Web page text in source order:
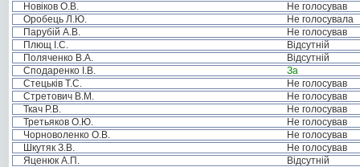
Новіков О.В.
Не голосував
Оробець Л.Ю.
Не голосувала
Парубій А.В.
Не голосував
Плющ І.С.
Відсутній
Поляченко В.А.
Відсутній
Сподаренко І.В.
За
Стецьків Т.С.
Не голосував
Стретович В.М.
Не голосував
Ткач Р.В.
Не голосував
Третьяков О.Ю.
Не голосував
Чорноволенко О.В.
Не голосував
Шкутяк З.В.
Не голосував
Яценюк А.П.
Відсутній